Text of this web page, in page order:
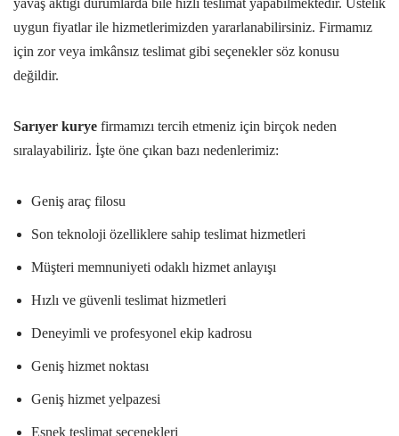
yavaş aktığı durumlarda bile hızlı teslimat yapabilmektedir. Üstelik
uygun fiyatlar ile hizmetlerimizden yararlanabilirsiniz. Firmamız
için zor veya imkânsız teslimat gibi seçenekler söz konusu
değildir.
Sarıyer kurye firmamızı tercih etmeniz için birçok neden
sıralayabiliriz. İşte öne çıkan bazı nedenlerimiz:
Geniş araç filosu
Son teknoloji özelliklere sahip teslimat hizmetleri
Müşteri memnuniyeti odaklı hizmet anlayışı
Hızlı ve güvenli teslimat hizmetleri
Deneyimli ve profesyonel ekip kadrosu
Geniş hizmet noktası
Geniş hizmet yelpazesi
Esnek teslimat seçenekleri